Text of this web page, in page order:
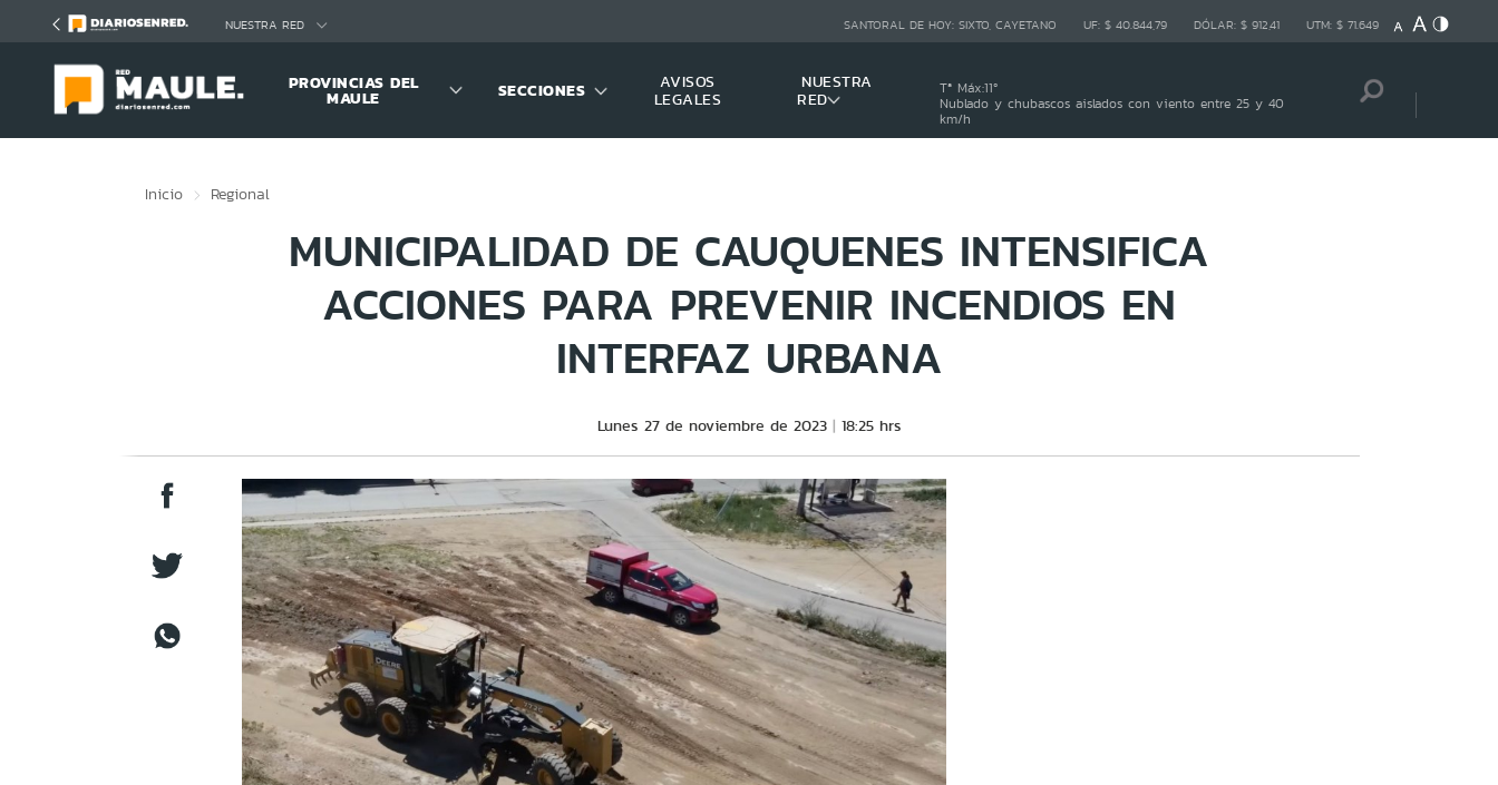
NUESTRA RED SANTORAL DE HOY: SIXTO, CAYETANO UF: $ 40.844,79 DÓLAR: $ 912,41 UTM: $ 71.649
PROVINCIAS DEL
MAULE SECCIONES
AVISOS
LEGALES
NUESTRA
RED
Tª Máx:11º
Nublado y chubascos aislados con viento entre 25 y 40
km/h
Inicio Regional
MUNICIPALIDAD DE CAUQUENES INTENSIFICA
ACCIONES PARA PREVENIR INCENDIOS EN
INTERFAZ URBANA
Lunes 27 de noviembre de 2023 18:25 hrs